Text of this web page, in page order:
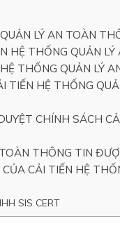
LÝ AN TOÀN
HỆ THỐNG QUẢN
THỐNG QUẢN LÝ
TIẾN HỆ THỐNG
CHÍNH SÁCH
THÔNG TIN
CẢI TIẾN HỆ
SIS CERT